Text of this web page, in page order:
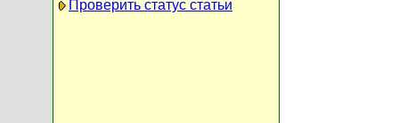
Проверить статус статьи